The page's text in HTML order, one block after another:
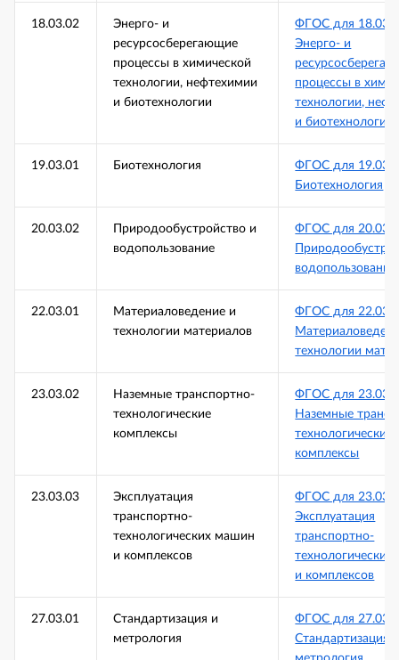
18.03.02
Энерго- и
ресурсосберегающие
процессы в химической
технологии, нефтехимии
и биотехнологии
ФГОС для
Энерго- и
процессы в
технологии,
и биотехнологии
19.03.01 Биотехнология
ФГОС для
Биотехнология
20.03.02
Природообустройство и
водопользование
ФГОС для
водопользование
22.03.01
Материаловедение и
технологии материалов
ФГОС для
технологии
23.03.02
Наземные транспортно-
технологические
комплексы
ФГОС для
Наземные
технологические
комплексы
23.03.03
Эксплуатация
транспортно-
технологических машин
и комплексов
ФГОС для
Эксплуатация
транспортно-
и комплексов
27.03.01
Стандартизация и
метрология
ФГОС для
Стандартизация